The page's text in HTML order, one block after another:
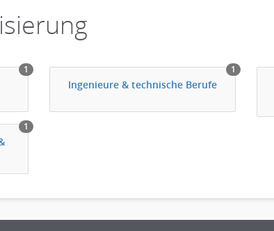
1
Ingenieure & technische Berufe
1
1